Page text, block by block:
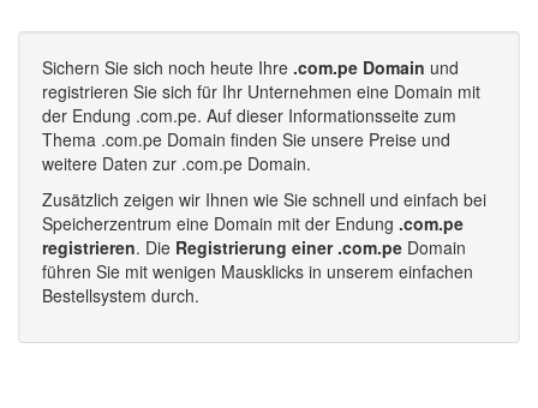
Sichern Sie sich noch heute Ihre .com.pe Domain und
registrieren Sie sich für Ihr Unternehmen eine Domain mit
der Endung .com.pe. Auf dieser Informationsseite zum
Thema .com.pe Domain finden Sie unsere Preise und
weitere Daten zur .com.pe Domain.
Zusätzlich zeigen wir Ihnen wie Sie schnell und einfach bei
Speicherzentrum eine Domain mit der Endung .com.pe
registrieren. Die Registrierung einer .com.pe Domain
führen Sie mit wenigen Mausklicks in unserem einfachen
Bestellsystem durch.